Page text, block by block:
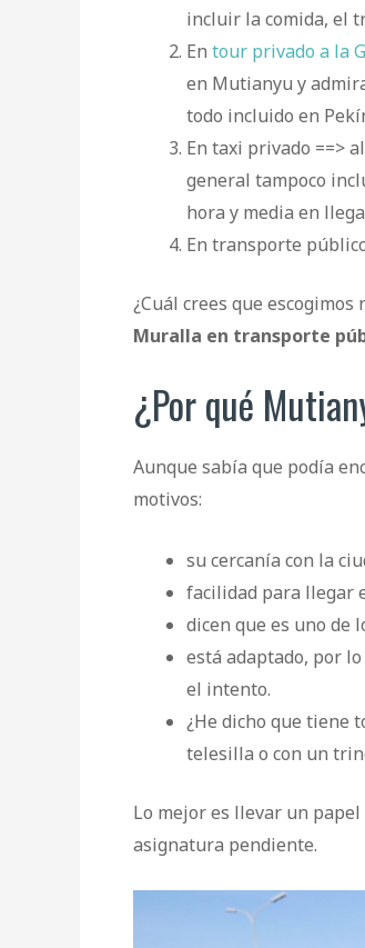
incluir la comida, el
En tour privado a la
en Mutianyu y
todo incluido en
En taxi privado ==>
general tampoco
hora y media en
En transporte
¿Cuál crees que
Muralla en transporte
¿Por qué
Aunque sabía que podía
motivos:
su cercanía con la
facilidad para llegar
dicen que es uno de
está adaptado, por
el intento.
¿He dicho que tiene
telesilla o con un
Lo mejor es llevar un
asignatura pendiente.